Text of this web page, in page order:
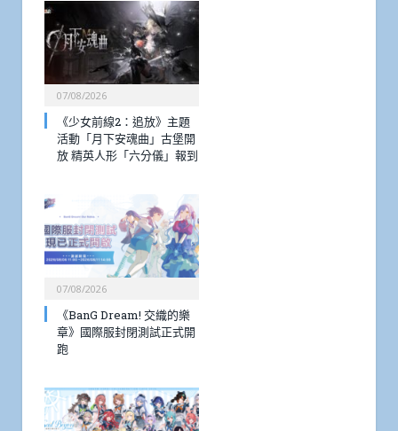
07/08/2026
《少女前線2：追放》主題
活動「月下安魂曲」古堡開
放 精英人形「六分儀」報到
07/08/2026
《BanG Dream! 交織的樂
章》國際服封閉測試正式開
跑